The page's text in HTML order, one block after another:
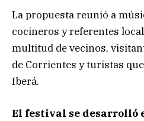
La propuesta reunió a
cocineros y referentes
multitud de vecinos,
de Corrientes y turistas
Iberá.
El festival se desarrolló